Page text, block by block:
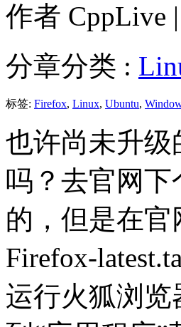
作者 CppLive
分章分类 :
标签: Firefox, Linux, Ubuntu,
也许尚未升级
吗？去官网
的，但是在
Firefox-
运行火狐浏